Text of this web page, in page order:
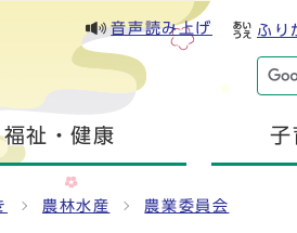
音声読み上げ ふり
福祉・健康 子
農林水産 農業委員会